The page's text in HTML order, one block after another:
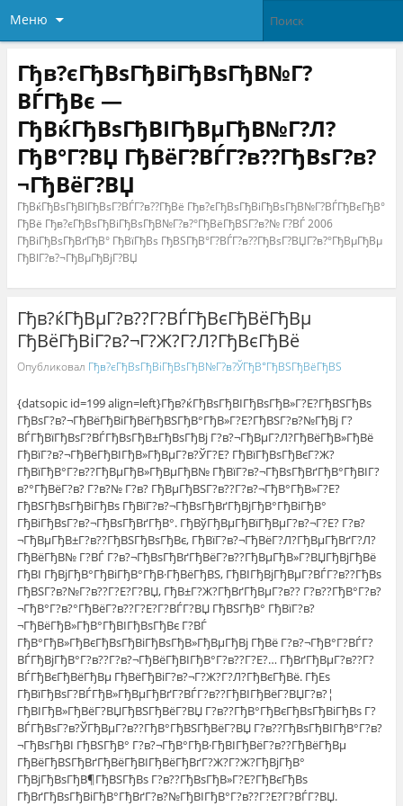
Меню
Гђв?єГђВѕГђВіГђВѕГђВ№Г?
ВЃГђВє —
ГђВќГђВѕГђВІГђВµГђВ№Г?Л?
ГђВ°Г?ВЏ ГђВёГ?ВЃГ?в??ГђВѕГ?в?
¬ГђВёГ?ВЏ
ГђВќГђВѕГђВІГђВѕГ?ВЃГ?в??ГђВё Гђв?єГђВѕГђВіГђВѕГђВ№Г?ВЃГђВєГђВ°
ГђВё Гђв?єГђВѕГђВіГђВѕГђВ№Г?в?°ГђВёГђВЅГ?в?№ Г?ВЃ 2006
ГђВіГђВѕГђВґГђВ° ГђВїГђВѕ ГђВЅГђВ°Г?ВЃГ?в??ГђВѕГ?ВЏГ?в?°ГђВµГђВµ
ГђВІГ?в?¬ГђВµГђВјГ?ВЏ
Гђв?ќГђВµГ?в??Г?ВЃГђВєГђВёГђВµ
ГђВёГђВіГ?в?¬Г?Ж?Г?Л?ГђВєГђВё
Опубликовал Гђв?єГђВѕГђВіГђВѕГђВ№Г?в?ЎГђВ°ГђВЅГђВёГђВЅ
{datsopic id=199 align=left}Гђв?ќГђВѕГђВІГђВѕГђВ»Г?Е?ГђВЅГђВѕ
ГђВѕГ?в?¬ГђВёГђВіГђВёГђВЅГђВ°ГђВ»Г?Е?ГђВЅГ?в?№ГђВј Г?
ВЃГђВїГђВѕГ?ВЃГђВѕГђВ±ГђВѕГђВј Г?в?¬ГђВµГ?Л?ГђВёГђВ»ГђВё
ГђВїГ?в?¬ГђВёГђВІГђВ»ГђВµГ?в?ЎГ?Е? ГђВїГђВѕГђВєГ?Ж?
ГђВїГђВ°Г?в??ГђВµГђВ»ГђВµГђВ№ ГђВїГ?в?¬ГђВѕГђВґГђВ°ГђВІГ?
в?°ГђВёГ?в? Г?в?№ Г?в? ГђВµГђВЅГ?в??Г?в?¬ГђВ°ГђВ»Г?Е?
ГђВЅГђВѕГђВіГђВѕ ГђВїГ?в?¬ГђВѕГђВґГђВјГђВ°ГђВіГђВ°
ГђВіГђВѕГ?в?¬ГђВѕГђВґГђВ°. ГђВўГђВµГђВїГђВµГ?в?¬Г?Е? Г?в?
¬ГђВµГђВ±Г?в??ГђВЅГђВѕГђВє, ГђВїГ?в?¬ГђВёГ?Л?ГђВµГђВґГ?Л?
ГђВёГђВ№ Г?ВЃ Г?в?¬ГђВѕГђВґГђВёГ?в??ГђВµГђВ»Г?ВЏГђВјГђВё
ГђВІ ГђВјГђВ°ГђВіГђВ°ГђВ·ГђВёГђВЅ, ГђВІГђВјГђВµГ?ВЃГ?в??ГђВѕ
ГђВЅГ?в?№Г?в??Г?Е?Г?ВЏ, ГђВ±Г?Ж?ГђВґГђВµГ?в?? Г?в??ГђВ°Г?в?
¬ГђВ°Г?в?°ГђВёГ?в??Г?Е?Г?ВЃГ?ВЏ ГђВЅГђВ° ГђВїГ?в?
¬ГђВёГђВ»ГђВ°ГђВІГђВѕГђВє Г?ВЃ
ГђВ°ГђВ»ГђВєГђВѕГђВіГђВѕГђВ»ГђВµГђВј ГђВё Г?в?¬ГђВ°Г?ВЃГ?
ВЃГђВјГђВ°Г?в??Г?в?¬ГђВёГђВІГђВ°Г?в??Г?Е?… ГђВґГђВµГ?в??Г?
ВЃГђВєГђВёГђВµ ГђВёГђВіГ?в?¬Г?Ж?Г?Л?ГђВєГђВё. ГђЕѕ
ГђВїГђВѕГ?ВЃГђВ»ГђВµГђВґГ?ВЃГ?в??ГђВІГђВёГ?ВЏГ?в?¦
ГђВІГђВ»ГђВёГ?ВЏГђВЅГђВёГ?ВЏ Г?в??ГђВ°ГђВєГђВѕГђВіГђВѕ Г?
ВЃГђВѕГ?в?ЎГђВµГ?в??ГђВ°ГђВЅГђВёГ?ВЏ Г?в??ГђВѕГђВІГђВ°Г?в?
¬ГђВѕГђВІ ГђВЅГђВ° Г?в?¬ГђВ°ГђВ·ГђВІГђВёГ?в??ГђВёГђВµ
ГђВёГђВЅГђВґГђВёГђВІГђВёГђВґГ?Ж?Г?Ж?ГђВјГђВ°
ГђВјГђВѕГђВ¶ГђВЅГђВѕ Г?в??ГђВѕГђВ»Г?Е?ГђВєГђВѕ
ГђВґГђВѕГђВіГђВ°ГђВґГ?в?№ГђВІГђВ°Г?в??Г?Е?Г?ВЃГ?ВЏ.